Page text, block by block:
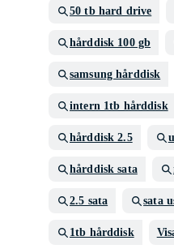
50 tb hard drive
hårddisk 100 gb
samsung hårddisk
intern 1tb hårddisk
hårddisk 2.5
hårddisk sata
2.5 sata sata
1tb hårddisk